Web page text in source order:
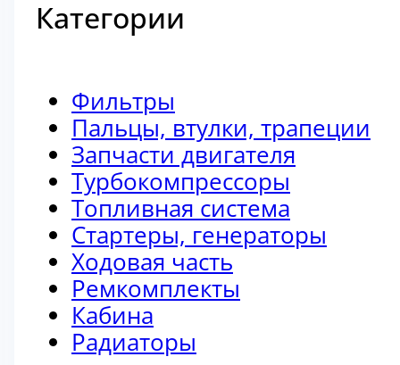
Категории
Фильтры
Пальцы, втулки, трапеции
Запчасти двигателя
Турбокомпрессоры
Топливная система
Стартеры, генераторы
Ходовая часть
Ремкомплекты
Кабина
Радиаторы